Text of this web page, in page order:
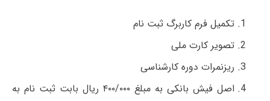
تکمیل فرم کاربرگ ثبت نام
تصویر کارت ملی
ریزنمرات دوره کارشناسی
اصل فیش بانکی به مبلغ ۴۰۰/۰۰۰ ریال بابت ثبت نام به